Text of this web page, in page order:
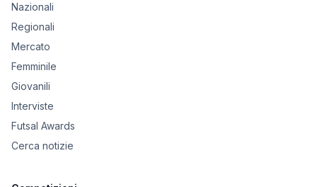
Nazionali
Regionali
Mercato
Femminile
Giovanili
Interviste
Futsal Awards
Cerca notizie